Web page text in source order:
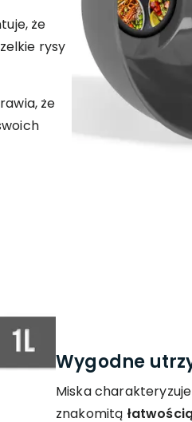
że
rysy
że
Wygodne
Miska
znakomitą